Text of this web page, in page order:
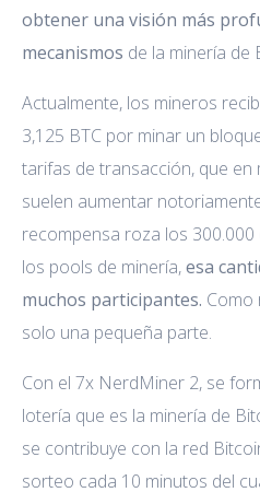
obtener una visión más
mecanismos de la minería de
Actualmente, los mineros
3,125 BTC por minar un
tarifas de transacción, que
suelen aumentar
recompensa roza los 300.000
los pools de minería,esa
muchos participantes. Como
solo una pequeña parte.
Con el 7x NerdMiner 2, se
lotería que es la minería de
se contribuye con la red
sorteo cada 10 minutos del